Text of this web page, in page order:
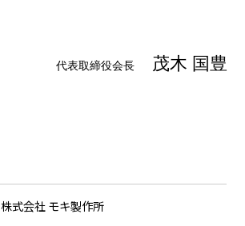
代表取締役会長 茂木 国豊
株式会社 モキ製作所